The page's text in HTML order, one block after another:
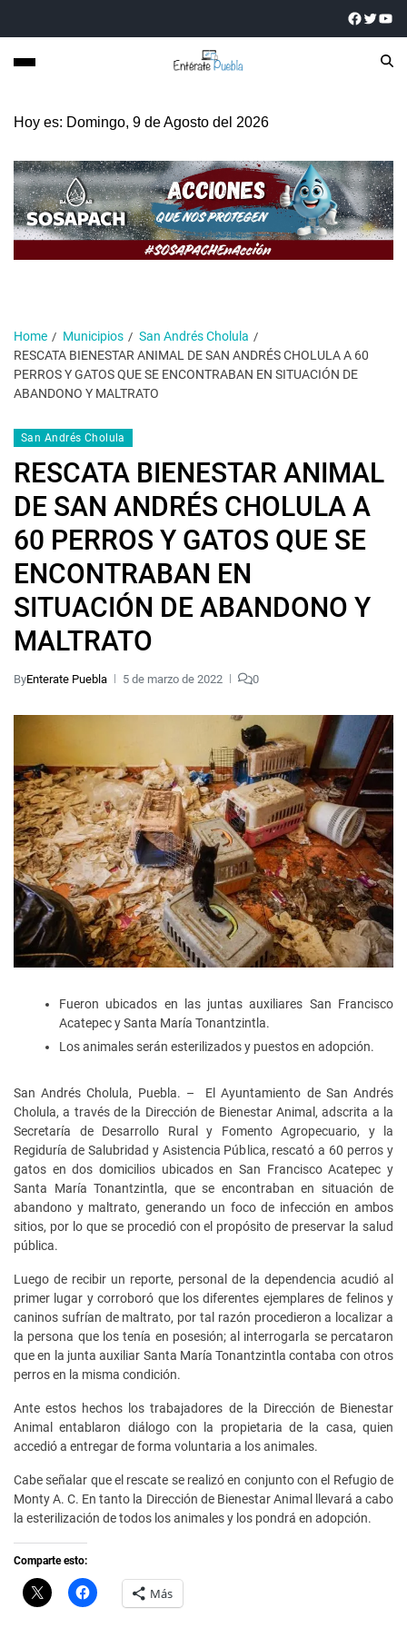
Hoy es: Domingo, 9 de Agosto del 2026
Home Municipios
San Andrés Cholula
RESCATA BIENESTAR ANIMAL DE SAN ANDRÉS CHOLULA A 60
PERROS Y GATOS QUE SE ENCONTRABAN EN SITUACIÓN DE
ABANDONO Y MALTRATO
San Andrés Cholula
RESCATA BIENESTAR ANIMAL
DE SAN ANDRÉS CHOLULA A
60 PERROS Y GATOS QUE SE
ENCONTRABAN EN
SITUACIÓN DE ABANDONO Y
MALTRATO
ByEnterate Puebla 5 de marzo de 2022 0
Fueron ubicados en las juntas auxiliares San Francisco
Acatepec y Santa María Tonantzintla.
Los animales serán esterilizados y puestos en adopción.
San Andrés Cholula, Puebla. – El Ayuntamiento de San Andrés
Cholula, a través de la Dirección de Bienestar Animal, adscrita a la
Secretaría de Desarrollo Rural y Fomento Agropecuario, y la
Regiduría de Salubridad y Asistencia Pública, rescató a 60 perros y
gatos en dos domicilios ubicados en San Francisco Acatepec y
Santa María Tonantzintla, que se encontraban en situación de
abandono y maltrato, generando un foco de infección en ambos
sitios, por lo que se procedió con el propósito de preservar la salud
pública.
Luego de recibir un reporte, personal de la dependencia acudió al
primer lugar y corroboró que los diferentes ejemplares de felinos y
caninos sufrían de maltrato, por tal razón procedieron a localizar a
la persona que los tenía en posesión; al interrogarla se percataron
que en la junta auxiliar Santa María Tonantzintla contaba con otros
perros en la misma condición.
Ante estos hechos los trabajadores de la Dirección de Bienestar
Animal entablaron diálogo con la propietaria de la casa, quien
accedió a entregar de forma voluntaria a los animales.
Cabe señalar que el rescate se realizó en conjunto con el Refugio de
Monty A. C. En tanto la Dirección de Bienestar Animal llevará a cabo
la esterilización de todos los animales y los pondrá en adopción.
Comparte esto:
C
l
H
a Más